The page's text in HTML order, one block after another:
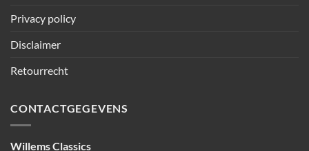
Privacy policy
Disclaimer
Retourrecht
CONTACTGEGEVENS
Willems Classics